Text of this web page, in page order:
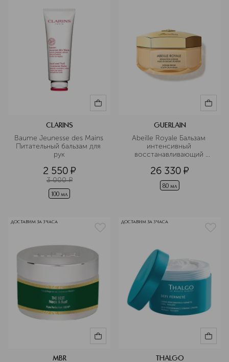
CLARINS
Baume Jeunesse des Mains
Питательный бальзам для
рук
2 550 ¤
3 000 ¤
100 мл
GUERLAIN
Abeille Royale Бальзам
интенсивный
восстанавливающий
26 330 ¤
80 мл
ДОСТАВИМ ЗА 3 ЧАСА
MBR
ДОСТАВИМ ЗА 3 ЧАСА
THALGO